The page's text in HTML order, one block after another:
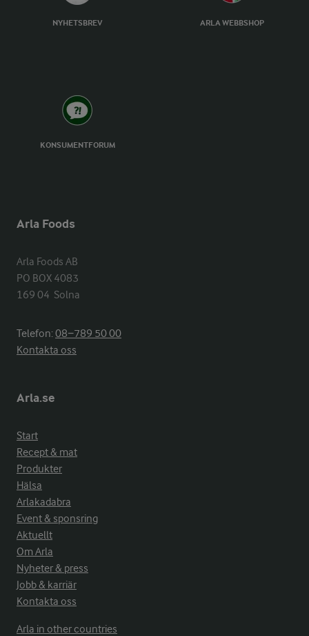
NYHETSBREV ARLA WEBBSHOP
KONSUMENTFORUM
Arla Foods
Arla Foods AB
PO BOX 4083
169 04  Solna
Telefon:08−789 50 00
Kontakta oss
Arla.se
Start
Recept & mat
Produkter
Hälsa
Arlakadabra
Event & sponsring
Aktuellt
Om Arla
Nyheter & press
Jobb & karriär
Kontakta oss
Arla in other countries